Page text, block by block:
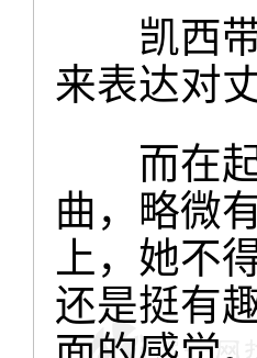
凯西带
来表达对
而在起
曲，略微
上，她不
还是挺有